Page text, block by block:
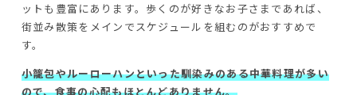
ットも豊富にあります。歩くのが好きなお子さまであれば、
街並み散策をメインでスケジュールを組むのがおすすめで
す。
小籠包やルーローハンといった馴染みのある中華料理が多い
ので、食事の心配もほとんどありません。